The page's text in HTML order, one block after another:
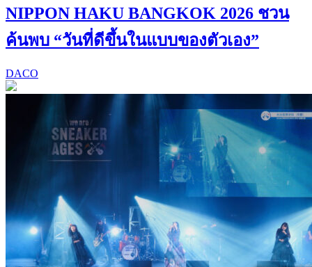
NIPPON HAKU BANGKOK 2026 ชวน
ค้นพบ “วันที่ดีขึ้นในแบบของตัวเอง”
DACO